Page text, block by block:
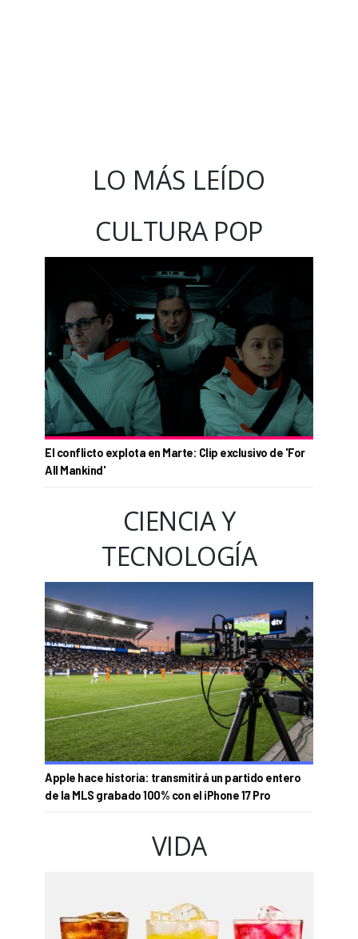
LO MÁS LEÍDO
CULTURA POP
El conflicto explota en Marte: Clip exclusivo de 'For
All Mankind'
CIENCIA Y
TECNOLOGÍA
Apple hace historia: transmitirá un partido entero
de la MLS grabado 100% con el iPhone 17 Pro
VIDA